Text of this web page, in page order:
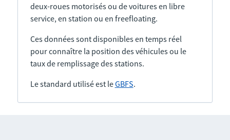
deux-roues motorisés ou de voitures en libre
service, en station ou en freefloating.
Ces données sont disponibles en temps réel
pour connaître la position des véhicules ou le
taux de remplissage des stations.
Le standard utilisé est leGBFS.